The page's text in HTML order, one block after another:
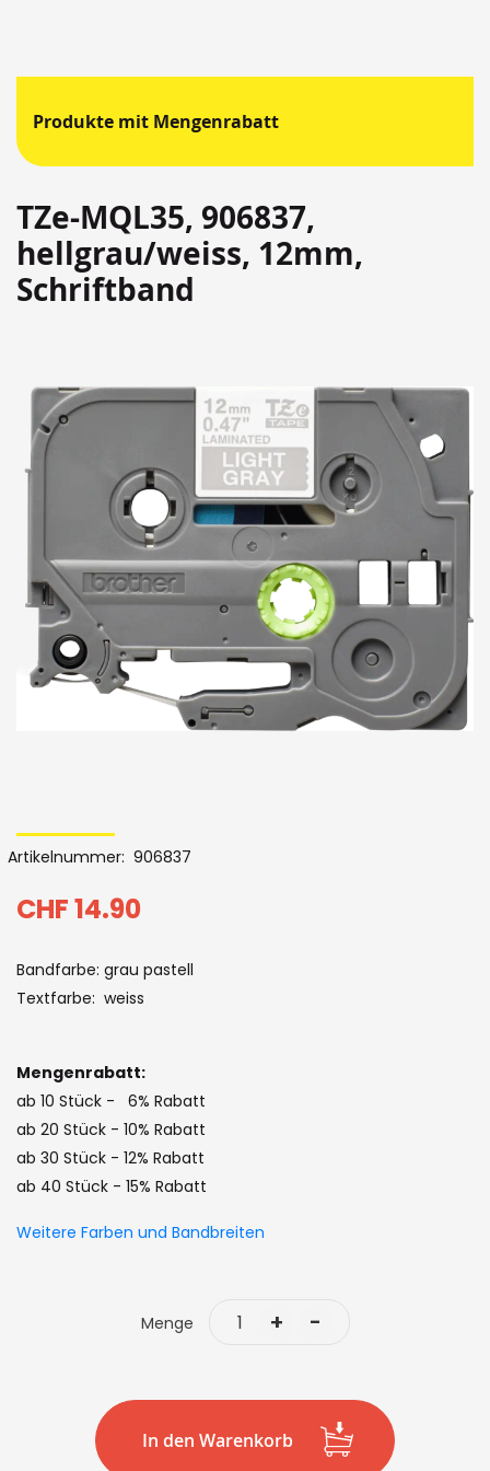
Produkte mit Mengenrabatt
TZe-MQL35, 906837,
hellgrau/weiss, 12mm,
Schriftband
Sie
zum
Ende
der
Bildergalerie
to
the
beginning
the
gallery
CHF 14.90
Artikelnummer 906837
Bandfarbe: grau pastell
Textfarbe: weiss
Mengenrabatt:
ab 10 Stück - 6% Rabatt
ab 20 Stück - 10% Rabatt
ab 30 Stück - 12% Rabatt
ab 40 Stück - 15% Rabatt
Weitere Farben und Bandbreiten
Menge -
+
In den Warenkorb